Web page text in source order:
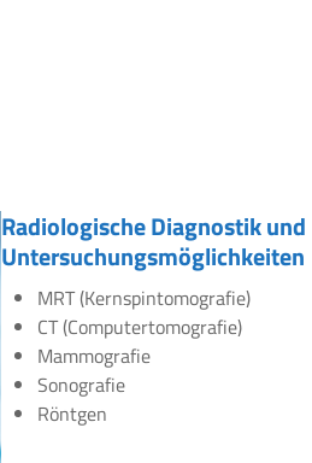
Radiologische Diagnostik und
Untersuchungsmöglichkeiten
MRT (Kernspintomografie)
CT (Computertomografie)
Mammografie
Sonografie
Röntgen